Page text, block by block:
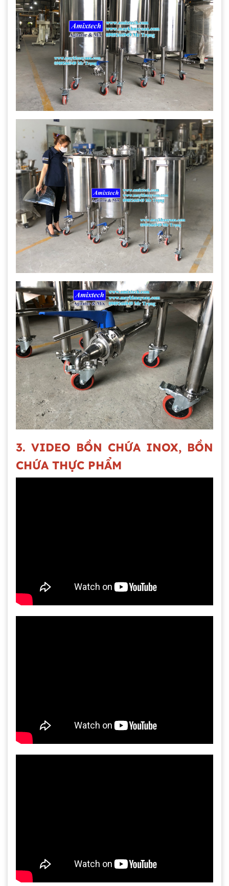
3. VIDEO BỒN CHỨA INOX, BỒN
CHỨA THỰC PHẨM